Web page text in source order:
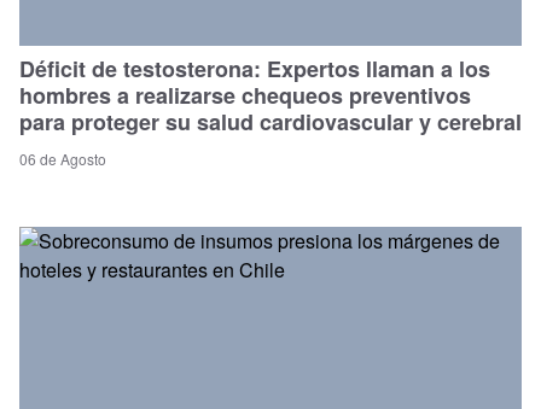
Déficit de testosterona: Expertos llaman a los
hombres a realizarse chequeos preventivos
para proteger su salud cardiovascular y cerebral
06 de Agosto